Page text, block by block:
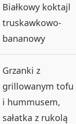
Białkowy koktajl
truskawkowo-
bananowy
Grzanki z
grillowanym tofu
i hummusem,
sałatka z rukolą